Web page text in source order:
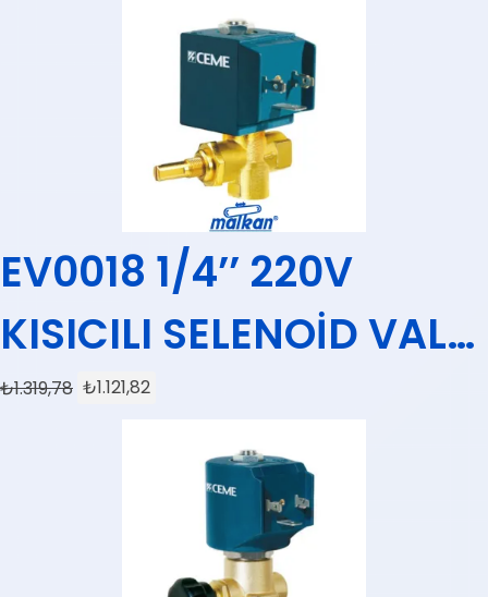
EV0018 1/4’’ 220V
KISICILI SELENOİD VALF
CEME (KÜÇÜK BOBİNLİ)
₺1.319,78 ₺1.121,82